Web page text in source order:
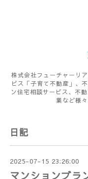
株式会社フューチャーリ
ビス「子育て不動産」、
ン住宅相談サービス、不
業など様
日記
2025-07-15 23:26:00
マンションブラ